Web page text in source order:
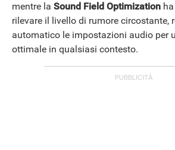
mentre la Sound Field Optimization
rilevare il livello di rumore circostante,
automatico le impostazioni audio per
ottimale in qualsiasi contesto.